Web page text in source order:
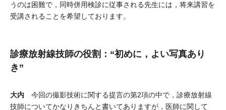
うのは困難で，同時併用検診に従事される先生には，将来講習を
受講されることを希望しております。
診療放射線技師の役割：“初めに，よい写真あり
き”
大内 今回の撮影技術に関する提言の第2項の中で，診療放射線
技師についてかなりきちんと書いてありますが，医師に関して